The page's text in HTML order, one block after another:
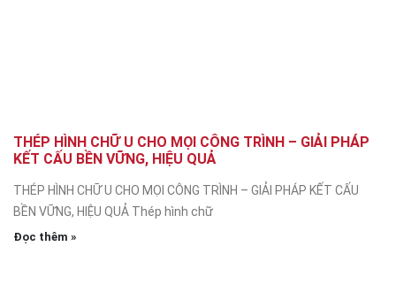
THÉP HÌNH CHỮ U CHO MỌI CÔNG TRÌNH – GIẢI PHÁP
KẾT CẤU BỀN VỮNG, HIỆU QUẢ
THÉP HÌNH CHỮ U CHO MỌI CÔNG TRÌNH – GIẢI PHÁP KẾT CẤU
BỀN VỮNG, HIỆU QUẢ Thép hình chữ
Đọc thêm »